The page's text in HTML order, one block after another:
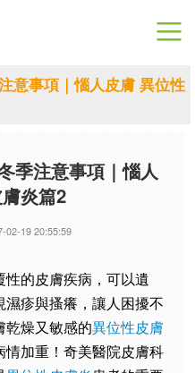
意事項｜惱人皮膚 異位性
季注意事項｜惱人
炎篇2
02-19 20:55:59
性的皮膚疾病，可以遺
疹與搔癢，讓人困擾不
乾燥又敏感的異位性皮膚
加重！奇美醫院皮膚科